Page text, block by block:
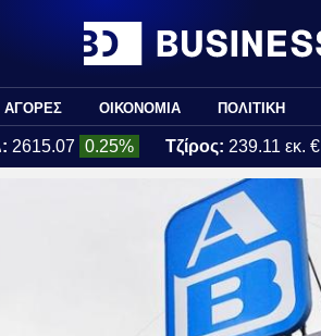
ΑΓΟΡΕΣ ΟΙΚΟΝΟΜΙΑ ΠΟΛΙΤΙΚΗ
2615.07 0.25% Τζίρος: 239.11 εκ. €